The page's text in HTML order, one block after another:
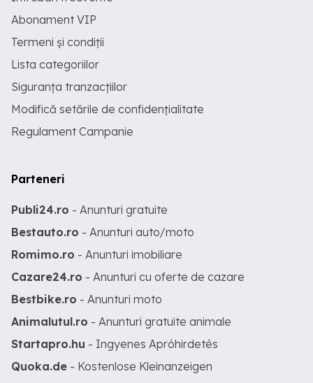
Abonament VIP
Termeni și condiții
Lista categoriilor
Siguranța tranzacțiilor
Modifică setările de confidențialitate
Regulament Campanie
Parteneri
Publi24.ro - Anunturi gratuite
Bestauto.ro - Anunturi auto/moto
Romimo.ro - Anunturi imobiliare
Cazare24.ro - Anunturi cu oferte de cazare
Bestbike.ro - Anunturi moto
Animalutul.ro - Anunturi gratuite animale
Startapro.hu - Ingyenes Apróhirdetés
Quoka.de - Kostenlose Kleinanzeigen